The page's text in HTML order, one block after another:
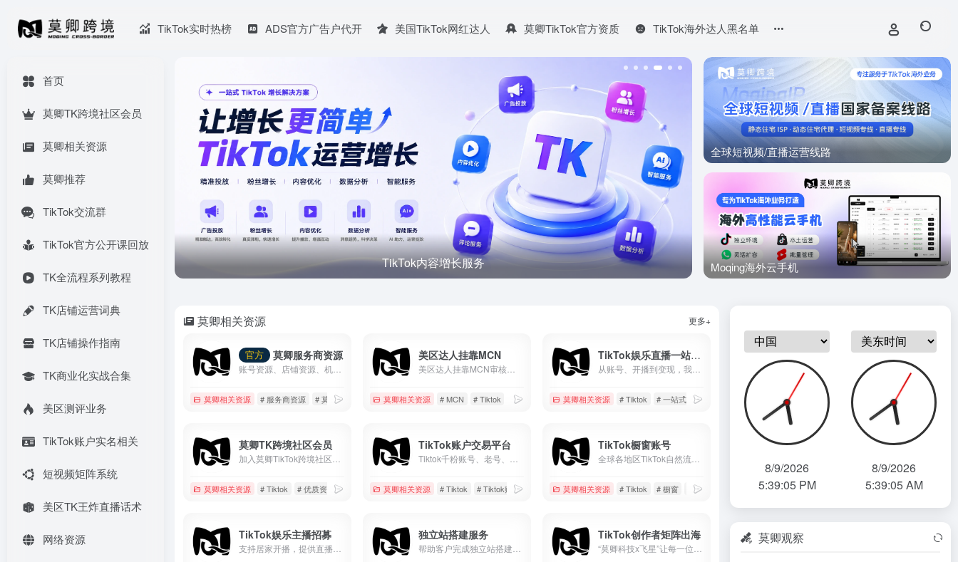
TikTok实时热榜 ADS官方广告户代开 美国TikTok网红达人 莫卿TikTok官方资质 TikTok海外达人黑名单
首页
莫卿TK跨境社区会员
莫卿相关资源
莫卿推荐
TikTok交流群
TikTok官方公开课回放
TK全流程系列教程
TK店铺运营词典
TK店铺操作指南
TK商业化实战合集
美区测评业务
TikTok账户实名相关
短视频矩阵系统
美区TK王炸直播话术
网络资源
TikTok娱乐直播-主播招募中~ 莫卿TikTok
全球短视频/直播运营线路
Moqing海外云手机
莫卿相关资源 更多+
官方 莫卿服务商资源
莫卿相关资源 # 服务商资源 # 莫卿推荐工具及资源
美区达人挂靠MCN
美区达人挂靠MCN审核标准 1.非视频搬运账号 2.非无人直播账号 3.粉丝达到1000并且已经开通电商权限 4.现有挂车视频3条 5.7天内正常发布作品
莫卿相关资源 # MCN # Tiktok # 美区
TikTok娱乐直播一站式解决
莫卿相关资源 # Tiktok # 一站式解决 # 娱乐直播
莫卿TK跨境社区会员
莫卿相关资源 # Tiktok # 优质资源 # 会员服务
TikTok账户交易平台
莫卿相关资源 # Tiktok # Tiktok账号 # 千粉账号
TikTok橱窗账号
莫卿相关资源 # Tiktok # 橱窗 # 橱窗账号
TikTok娱乐主播招募 独立站搭建服务 TikTok创作者矩阵出海
8/9/2026
5:39:07 PM
8/9/2026
5:39:07 AM
莫卿观察